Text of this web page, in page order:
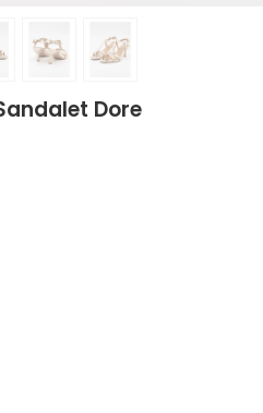
Dore